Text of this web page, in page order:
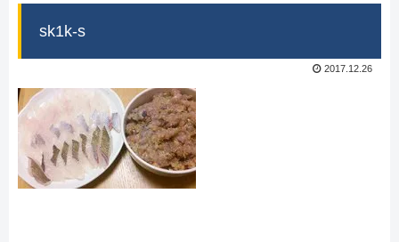
sk1k-s
2017.12.26